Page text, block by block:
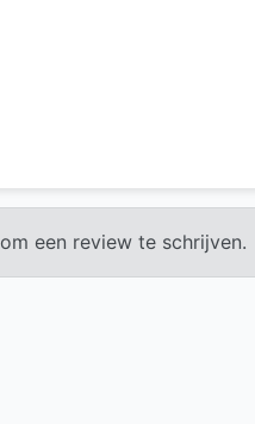
om een review te schrijven.